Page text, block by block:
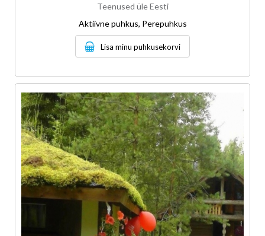
Teenused üle Eesti
Aktiivne puhkus, Perepuhkus
Lisa minu puhkusekorvi